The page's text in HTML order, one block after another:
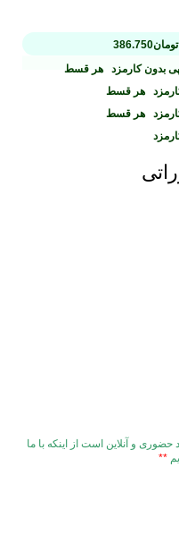
تومان386.750
بدون کارمزد هر قسط
هر قسط
هر قسط
شما در 15سال خرید حضوری و آنلاین است از اینکه با ما
**